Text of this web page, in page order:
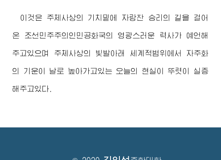
이것은 주체사상의 기치밑에 자랑찬 승리의 길을 걸어
온 조선민주주의인민공화국의 영광스러운 력사가 예언해
주고있으며 주체사상의 빛발아래 세계적범위에서 자주화
의 기운이 날로 높아가고있는 오늘의 현실이 뚜렷이 실증
해주고있다.